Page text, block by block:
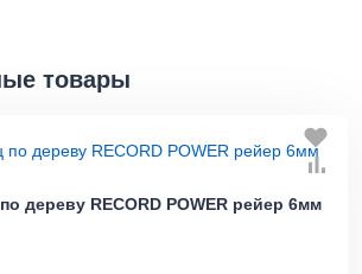
товары
дереву RECORD POWER рейер 6мм